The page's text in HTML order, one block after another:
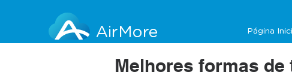
AirMore Página
Melhores formas